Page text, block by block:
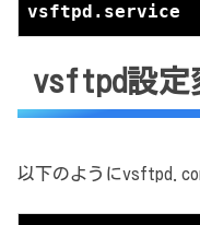
vsftpd.service
vsftpd設定
以下のように